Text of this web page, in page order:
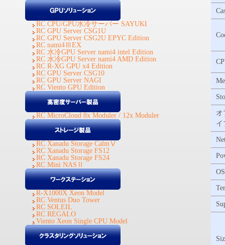
オ
イ
OS
RC CPU/GPU水冷サーバー SAYUKI
RC GPU Server CSG1U
RC GPU Server CSG2U EPYC Edition
RC nami4ⅢEX
RC 水冷GPU Server nami4 intel Edition
RC 水冷GPU Server nami4 AMD Edition
RC R-XG GPU x4 Edition
RC GPU Server CSG10
RC GPU Server NAGI
RC Viento GPU Edition
RC MicroCloud 8x Moduler / 12x Moduler
RC Xanadu Storage CalmⅤ
RC Xanadu Storage FS12
RC Xanadu Storage FS24
RC Mini NASⅡ
R-X1000X Xeon Model
RC Ventus Duo Tower
RC SOLEIL
RC REGALO
Viento Xeon Single CPU Model